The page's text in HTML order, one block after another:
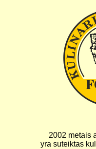
2002 metais
yra suteiktas